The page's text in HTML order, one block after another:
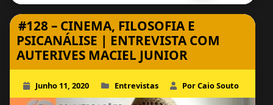
#128 – CINEMA, FILOSOFIA E
PSICANÁLISE | ENTREVISTA COM
AUTERIVES MACIEL JUNIOR
Junho 11, 2020 Entrevistas Por Caio Souto